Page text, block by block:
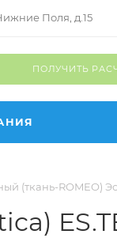
Поля, д.15
ПОЛУЧИТЬ
(ткань-ROMEO)